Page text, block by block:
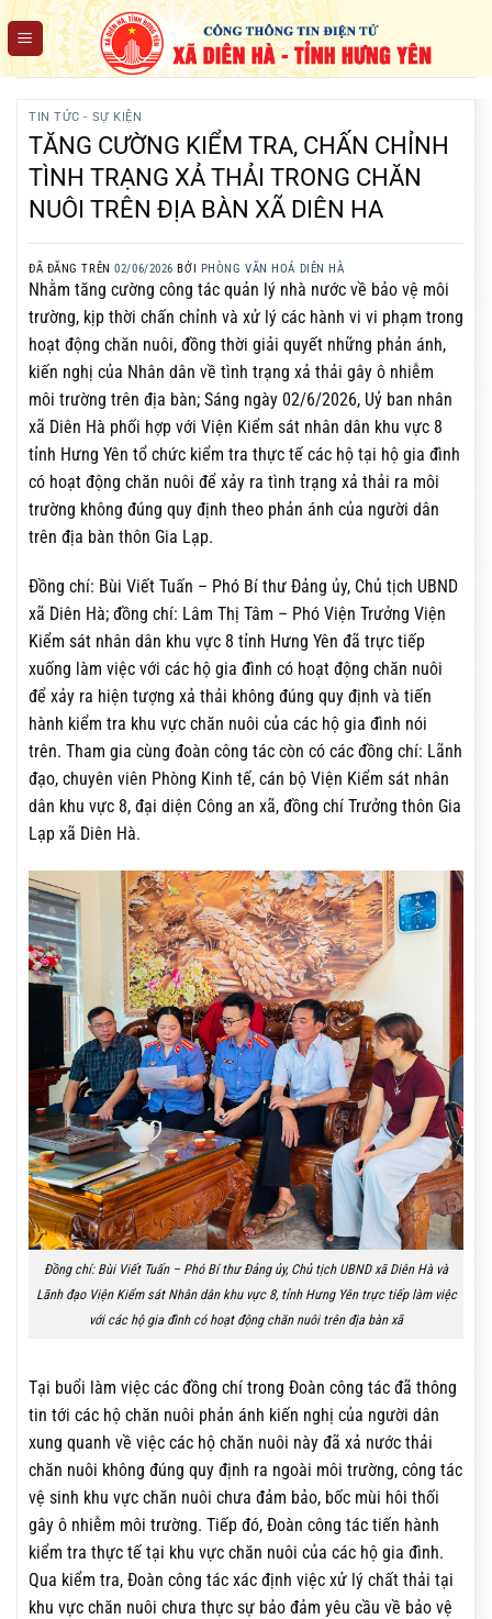
Chuyển
đến
nội
TIN TỨC - SỰ KIỆN
TĂNG CƯỜNG KIỂM TRA, CHẤN CHỈNH
TÌNH TRẠNG XẢ THẢI TRONG CHĂN
NUÔI TRÊN ĐỊA BÀN XÃ DIÊN HA
ĐÃ ĐĂNG TRÊN02/06/2026 BỞI PHÒNG VĂN HOÁ DIÊN HÀ
Nhằm tăng cường công tác quản lý nhà nước về bảo vệ môi
trường, kịp thời chấn chỉnh và xử lý các hành vi vi phạm trong
hoạt động chăn nuôi, đồng thời giải quyết những phản ánh,
kiến nghị của Nhân dân về tình trạng xả thải gây ô nhiễm
môi trường trên địa bàn; Sáng ngày 02/6/2026, Uỷ ban nhân
xã Diên Hà phối hợp với Viện Kiểm sát nhân dân khu vực 8
tỉnh Hưng Yên tổ chức kiểm tra thực tế các hộ tại hộ gia đình
có hoạt động chăn nuôi để xảy ra tình trạng xả thải ra môi
trường không đúng quy định theo phản ánh của người dân
trên địa bàn thôn Gia Lạp.
Đồng chí: Bùi Viết Tuấn – Phó Bí thư Đảng ủy, Chủ tịch UBND
xã Diên Hà; đồng chí: Lâm Thị Tâm – Phó Viện Trưởng Viện
Kiểm sát nhân dân khu vực 8 tỉnh Hưng Yên đã trực tiếp
xuống làm việc với các hộ gia đình có hoạt động chăn nuôi
để xảy ra hiện tượng xả thải không đúng quy định và tiến
hành kiểm tra khu vực chăn nuôi của các hộ gia đình nói
trên. Tham gia cùng đoàn công tác còn có các đồng chí: Lãnh
đạo, chuyên viên Phòng Kinh tế, cán bộ Viện Kiểm sát nhân
dân khu vực 8, đại diện Công an xã, đồng chí Trưởng thôn Gia
Lạp xã Diên Hà.
Đồng chí: Bùi Viết Tuấn – Phó Bí thư Đảng ủy, Chủ tịch UBND xã Diên Hà và
Lãnh đạo Viện Kiểm sát Nhân dân khu vực 8, tỉnh Hưng Yên trực tiếp làm việc
với các hộ gia đình có hoạt động chăn nuôi trên địa bàn xã
Tại buổi làm việc các đồng chí trong Đoàn công tác đã thông
tin tới các hộ chăn nuôi phản ánh kiến nghị của người dân
xung quanh về việc các hộ chăn nuôi này đã xả nước thải
chăn nuôi không đúng quy định ra ngoài môi trường, công tác
vệ sinh khu vực chăn nuôi chưa đảm bảo, bốc mùi hôi thối
gây ô nhiễm môi trường. Tiếp đó, Đoàn công tác tiến hành
kiểm tra thực tế tại khu vực chăn nuôi của các hộ gia đình.
Qua kiểm tra, Đoàn công tác xác định việc xử lý chất thải tại
khu vực chăn nuôi chưa thực sự bảo đảm yêu cầu về bảo vệ